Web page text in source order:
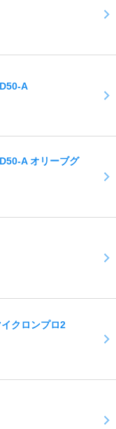
A
A オリーブグ
クロンプロ2